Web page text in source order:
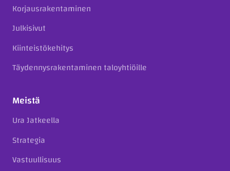
Korjausrakentaminen
Julkisivut
Kiinteistökehitys
Täydennysrakentaminen taloyhtiöille
Meistä
Ura Jatkeella
Strategia
Vastuullisuus